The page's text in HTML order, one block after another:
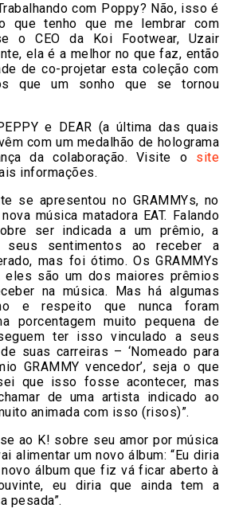
com Poppy? Não, isso é
que tenho que me lembrar com
o CEO da Koi Footwear, Uzair
ela é a melhor no que faz, então
de co-projetar esta coleção com
que um sonho que se tornou
e DEAR (a última das quais
com um medalhão de holograma
da colaboração. Visite o site
informações.
se apresentou no GRAMMYs, no
música matadora EAT. Falando
ser indicada a um prêmio, a
seus sentimentos ao receber a
mas foi ótimo. Os GRAMMYs
eles são um dos maiores prêmios
na música. Mas há algumas
e respeito que nunca foram
porcentagem muito pequena de
ter isso vinculado a seus
suas carreiras – ‘Nomeado para
GRAMMY vencedor’, seja o que
que isso fosse acontecer, mas
de uma artista indicado ao
animada com isso (risos)”.
ao K! sobre seu amor por música
alimentar um novo álbum: “Eu diria
álbum que fiz vá ficar aberto à
eu diria que ainda tem a
pesada”.